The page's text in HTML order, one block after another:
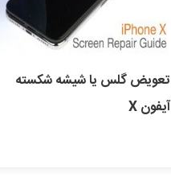
تعویض گلس یا شیشه شکسته
آیفون X